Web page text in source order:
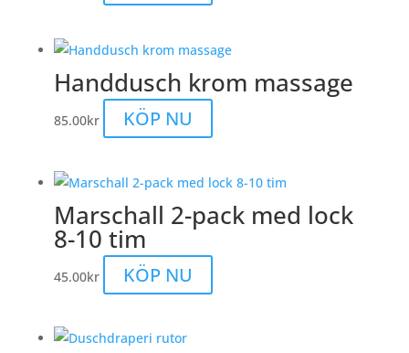
väljas
på
Handdusch krom massage
85.00kr KÖP NU
Marschall 2-pack med lock
8-10 tim
45.00kr KÖP NU